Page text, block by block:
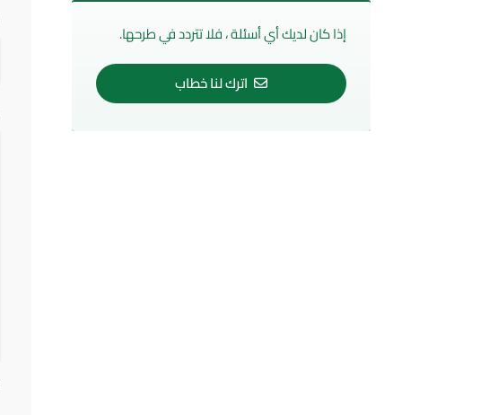
إذا كان لديك أي أسئلة ، فلا تتردد في طرحها.
اترك لنا خطاب